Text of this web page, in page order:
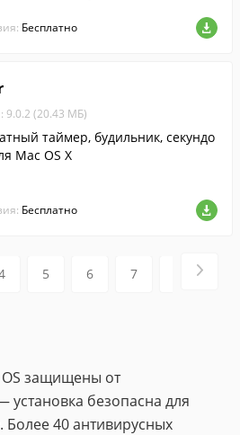
Бесплатно
9.0.2 (20.43 МБ)
таймер, будильник, секундо
Mac OS X
Бесплатно
5 6 7
защищены от
установка безопасна для
40 антивирусных